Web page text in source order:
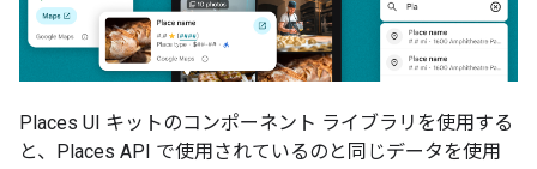
Places UI キットのコンポーネント ライブラリを使用する
と、Places API で使用されているのと同じデータを使用